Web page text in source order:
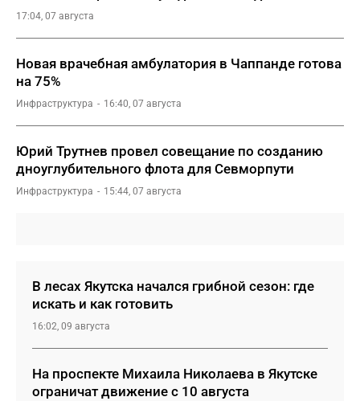
17:04, 07 августа
Новая врачебная амбулатория в Чаппанде готова
на 75%
Инфраструктура 16:40, 07 августа
Юрий Трутнев провел совещание по созданию
дноуглубительного флота для Севморпути
Инфраструктура 15:44, 07 августа
В лесах Якутска начался грибной сезон: где
искать и как готовить
16:02, 09 августа
На проспекте Михаила Николаева в Якутске
ограничат движение с 10 августа